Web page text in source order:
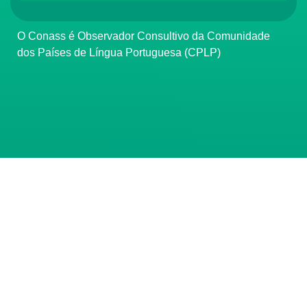
O Conass é Observador Consultivo da Comunidade
dos Países de Língua Portuguesa (CPLP)
CONTATO